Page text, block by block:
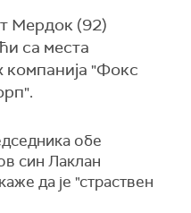
Мердок (92)
са места
компанија "Фокс
обе
син Лаклан
да је "страствен